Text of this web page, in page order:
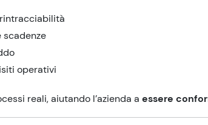
operativi
reali, aiutando l’azienda a essere